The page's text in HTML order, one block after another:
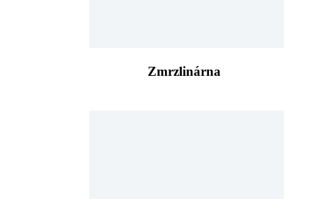
Zmrzlinárna